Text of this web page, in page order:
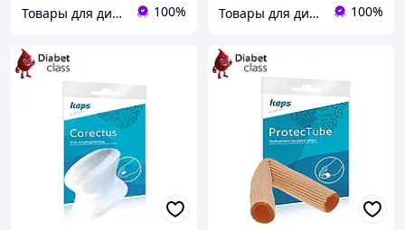
Товары для диабета 100% Товары для диабета 100%